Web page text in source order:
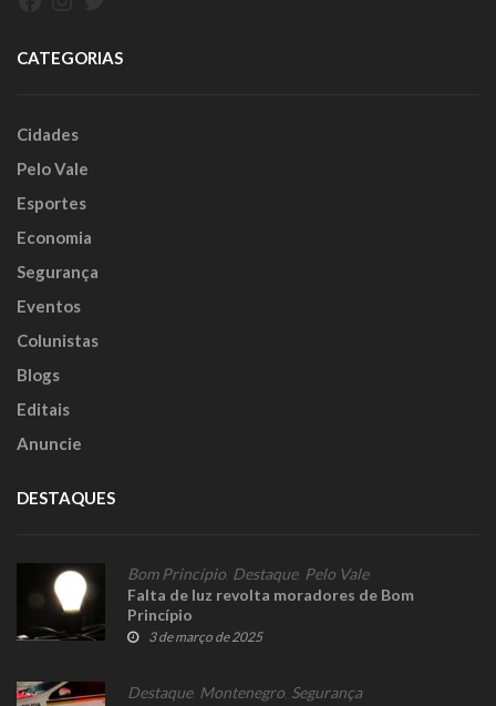
CATEGORIAS
Cidades
Pelo Vale
Esportes
Economia
Segurança
Eventos
Colunistas
Blogs
Editais
Anuncie
DESTAQUES
Bom Princípio Destaque, Pelo Vale
Falta de luz revolta moradores de Bom
Princípio
3 de março de 2025
Destaque, Montenegro Segurança